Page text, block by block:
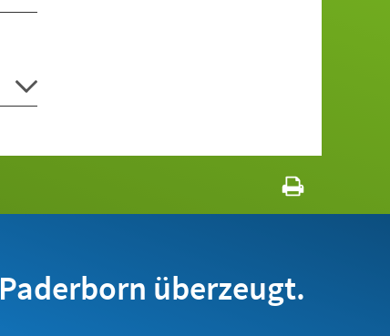
Paderborn überzeugt.